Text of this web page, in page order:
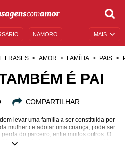
MAIS
NAMORO
DESCULPAS
FRASES AMOR FAMÍLIA PAIS
É PAI
COMPARTILHAR
levar uma família a ser constituída por
mulher de adotar uma criança, pode ser
do parceiro, entre muitos outros. O
não é tão importante quanto a família